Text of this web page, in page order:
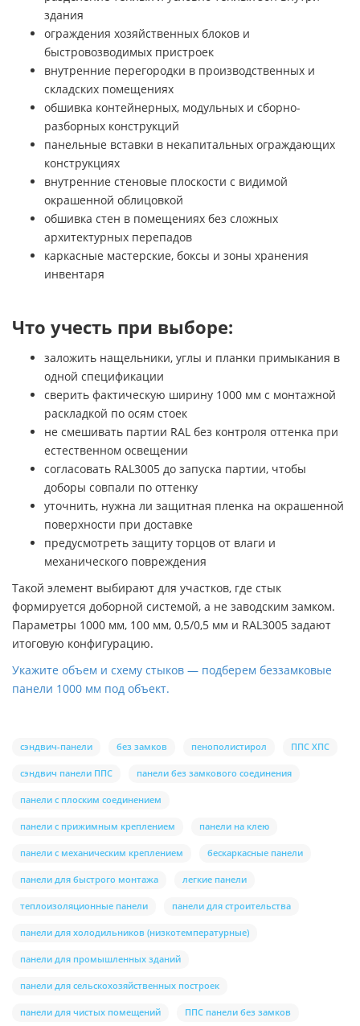
здания
ограждения хозяйственных блоков и
быстровозводимых пристроек
внутренние перегородки в производственных и
складских помещениях
обшивка контейнерных, модульных и сборно-
разборных конструкций
панельные вставки в некапитальных ограждающих
конструкциях
внутренние стеновые плоскости с видимой
окрашенной облицовкой
обшивка стен в помещениях без сложных
архитектурных перепадов
каркасные мастерские, боксы и зоны хранения
инвентаря
Что учесть при выборе:
заложить нащельники, углы и планки примыкания в
одной спецификации
сверить фактическую ширину 1000 мм с монтажной
раскладкой по осям стоек
не смешивать партии RAL без контроля оттенка при
естественном освещении
согласовать RAL3005 до запуска партии, чтобы
доборы совпали по оттенку
уточнить, нужна ли защитная пленка на окрашенной
поверхности при доставке
предусмотреть защиту торцов от влаги и
механического повреждения
Такой элемент выбирают для участков, где стык
формируется доборной системой, а не заводским замком.
Параметры 1000 мм, 100 мм, 0,5/0,5 мм и RAL3005 задают
итоговую конфигурацию.
Укажите объем и схему стыков — подберем беззамковые
панели 1000 мм под объект.
сэндвич-панели без замков пенополистирол ППС ХПС
сэндвич панели ППС панели без замкового соединения
панели с плоским соединением
панели с прижимным креплением панели на клею
панели с механическим креплением бескаркасные панели
панели для быстрого монтажа легкие панели
теплоизоляционные панели панели для строительства
панели для холодильников (низкотемпературные)
панели для промышленных зданий
панели для сельскохозяйственных построек
панели для чистых помещений ППС панели без замков